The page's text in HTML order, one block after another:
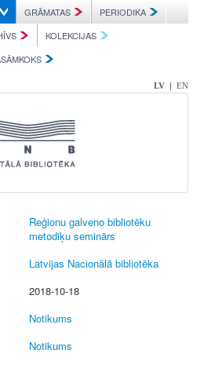
GRĀMATAS
PERIODIKA
KOLEKCIJAS
LV | EN
Reģionu galveno bibliotēku
metodiķu seminārs
Latvijas Nacionālā bibliotēka
2018-10-18
Notikums
Notikums